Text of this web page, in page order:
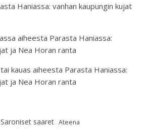
Haniassa: vanhan kaupungin kujat
aiheesta Parasta Haniassa:
ja Nea Horan ranta
kauas aiheesta Parasta Haniassa:
ja Nea Horan ranta
saaret Ateena